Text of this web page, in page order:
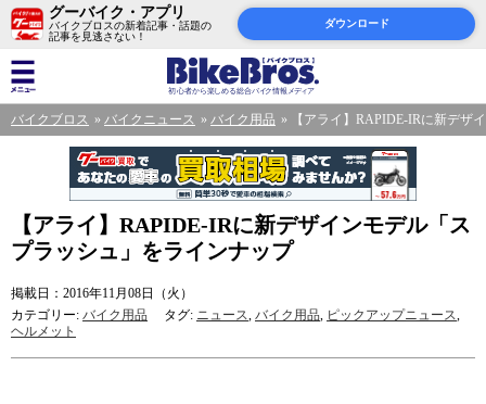
グーバイク・アプリ
バイクブロスの新着記事・話題の
記事を見逃さない！
ダウンロード
バイクブロス バイクニュース バイク用品 【アライ】RAPIDE-IRに新デザ
【アライ】RAPIDE-IRに新デザインモデル「ス
プラッシュ」をラインナップ
掲載日：2016年11月08日（火）
カテゴリー: バイク用品 タグ: ニュース, バイク用品, ピックアップニュース,
ヘルメット